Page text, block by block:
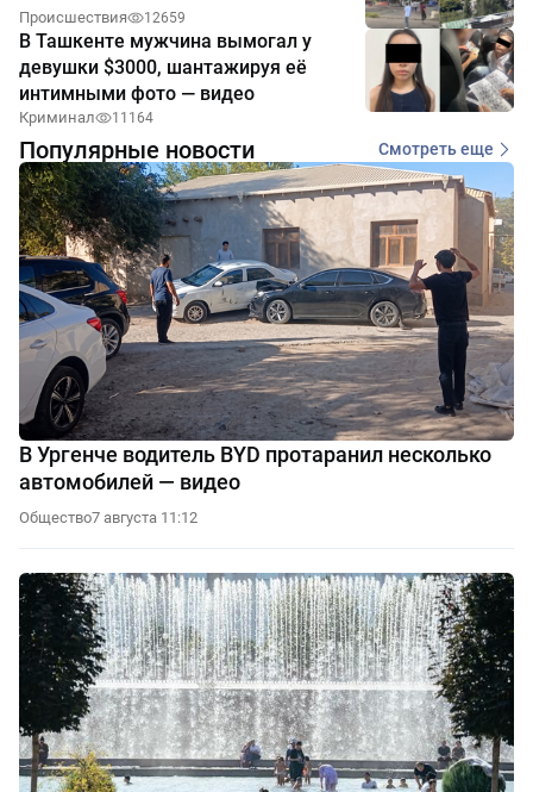
Происшествия 12659
В Ташкенте мужчина вымогал у
девушки $3000, шантажируя её
интимными фото — видео
Криминал 11164
Популярные новости Смотреть еще
В Ургенче водитель BYD протаранил несколько
автомобилей — видео
Общество7 августа 11:12